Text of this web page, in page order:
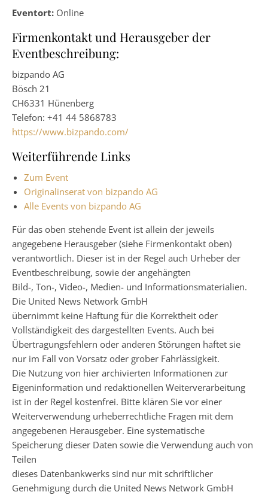
Eventort: Online
Firmenkontakt und Herausgeber der
Eventbeschreibung:
bizpando AG
Bösch 21
CH6331 Hünenberg
Telefon: +41 44 5868783
https://www.bizpando.com/
Weiterführende Links
Zum Event
Originalinserat von bizpando AG
Alle Events von bizpando AG
Für das oben stehende Event ist allein der jeweils
angegebene Herausgeber (siehe Firmenkontakt oben)
verantwortlich. Dieser ist in der Regel auch Urheber der
Eventbeschreibung, sowie der angehängten
Bild-, Ton-, Video-, Medien- und Informationsmaterialien.
Die United News Network GmbH
übernimmt keine Haftung für die Korrektheit oder
Vollständigkeit des dargestellten Events. Auch bei
Übertragungsfehlern oder anderen Störungen haftet sie
nur im Fall von Vorsatz oder grober Fahrlässigkeit.
Die Nutzung von hier archivierten Informationen zur
Eigeninformation und redaktionellen Weiterverarbeitung
ist in der Regel kostenfrei. Bitte klären Sie vor einer
Weiterverwendung urheberrechtliche Fragen mit dem
angegebenen Herausgeber. Eine systematische
Speicherung dieser Daten sowie die Verwendung auch von
Teilen
dieses Datenbankwerks sind nur mit schriftlicher
Genehmigung durch die United News Network GmbH